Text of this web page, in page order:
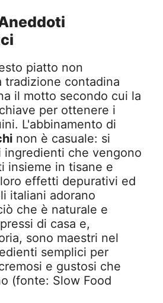
piatto non
tradizione contadina
il motto secondo cui la
per ottenere i
L'abbinamento di
non è casuale: si
che vengono
insieme in tisane e
effetti depurativi ed
italiani adorano
che è naturale e
di casa e,
sono maestri nel
semplici per
e gustosi che
(fonte: Slow Food